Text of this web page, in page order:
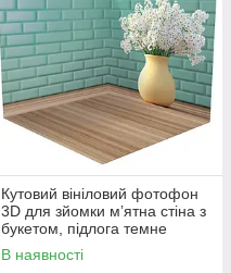
Кутовий вініловий фотофон
3D для зйомки мʼятна стіна з
букетом, підлога темне
дерево, 50×50 см, №58620
В наявності